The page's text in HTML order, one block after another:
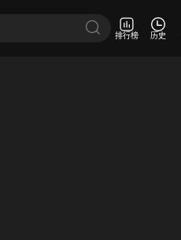
排行榜 历史